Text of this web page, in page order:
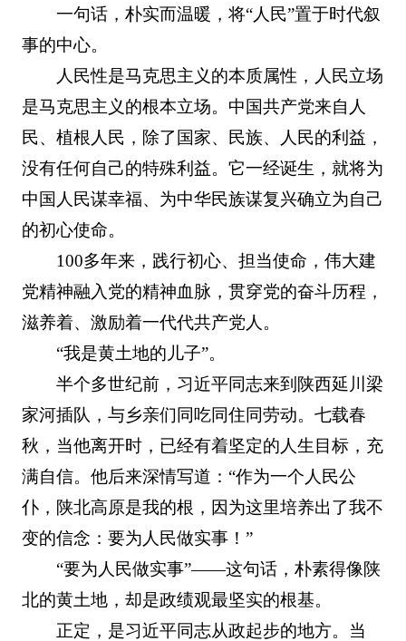
一句话，朴实而温暖，将“人民”置于时代叙
事的中心。
人民性是马克思主义的本质属性，人民立场
是马克思主义的根本立场。中国共产党来自人
民、植根人民，除了国家、民族、人民的利益，
没有任何自己的特殊利益。它一经诞生，就将为
中国人民谋幸福、为中华民族谋复兴确立为自己
的初心使命。
100多年来，践行初心、担当使命，伟大建
党精神融入党的精神血脉，贯穿党的奋斗历程，
滋养着、激励着一代代共产党人。
“我是黄土地的儿子”。
半个多世纪前，习近平同志来到陕西延川梁
家河插队，与乡亲们同吃同住同劳动。七载春
秋，当他离开时，已经有着坚定的人生目标，充
满自信。他后来深情写道：“作为一个人民公
仆，陕北高原是我的根，因为这里培养出了我不
变的信念：要为人民做实事！”
“要为人民做实事”——这句话，朴素得像陕
北的黄土地，却是政绩观最坚实的根基。
正定，是习近平同志从政起步的地方。当